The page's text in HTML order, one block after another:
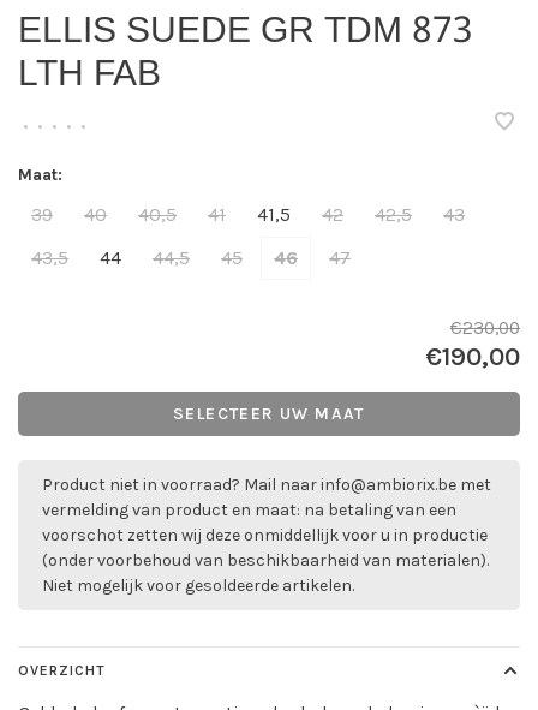
ELLIS SUEDE GR TDM 873
LTH FAB
• • • • •
Maat:
39 40 40,5 41 41,5 42 42,5
43
43,5
44 44,5 45 46 47
€230,00
€190,00
SELECTEER UW MAAT
Product niet in voorraad? Mail naarinfo@ambiorix.be met
vermelding van product en maat: na betaling van een
voorschot zetten wij deze onmiddellijk voor u in productie
(onder voorbehoud van beschikbaarheid van materialen).
Niet mogelijk voor gesoldeerde artikelen.
OVERZICHT